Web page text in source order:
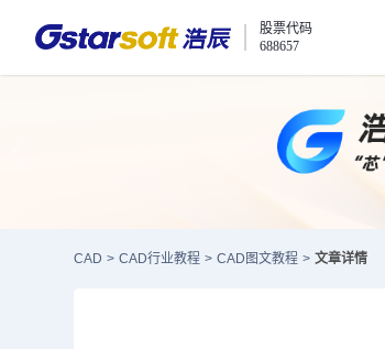
股票代码
688657
CAD > CAD行业教程 > CAD图文教程 > 文章详情